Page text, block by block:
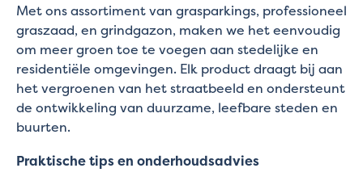
Met ons assortiment van grasparkings, professioneel
graszaad, en grindgazon, maken we het eenvoudig
om meer groen toe te voegen aan stedelijke en
residentiële omgevingen. Elk product draagt bij aan
het vergroenen van het straatbeeld en ondersteunt
de ontwikkeling van duurzame, leefbare steden en
buurten.
Praktische tips en onderhoudsadvies